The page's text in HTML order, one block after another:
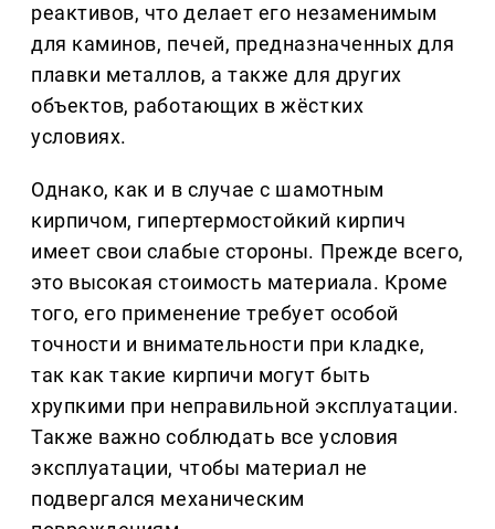
реактивов, что делает его незаменимым
для каминов, печей, предназначенных для
плавки металлов, а также для других
объектов, работающих в жёстких
условиях.
Однако, как и в случае с шамотным
кирпичом, гипертермостойкий кирпич
имеет свои слабые стороны. Прежде всего,
это высокая стоимость материала. Кроме
того, его применение требует особой
точности и внимательности при кладке,
так как такие кирпичи могут быть
хрупкими при неправильной эксплуатации.
Также важно соблюдать все условия
эксплуатации, чтобы материал не
подвергался механическим